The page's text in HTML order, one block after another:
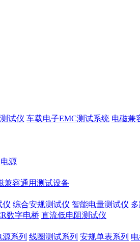
试仪 车载电子EMC测试系统 电磁兼
电源
兼容通用测试设备
仪 综合安规测试仪 智能电量测试仪
数字电桥 直流低电阻测试仪
源系列 线圈测试系列 安规单表系列